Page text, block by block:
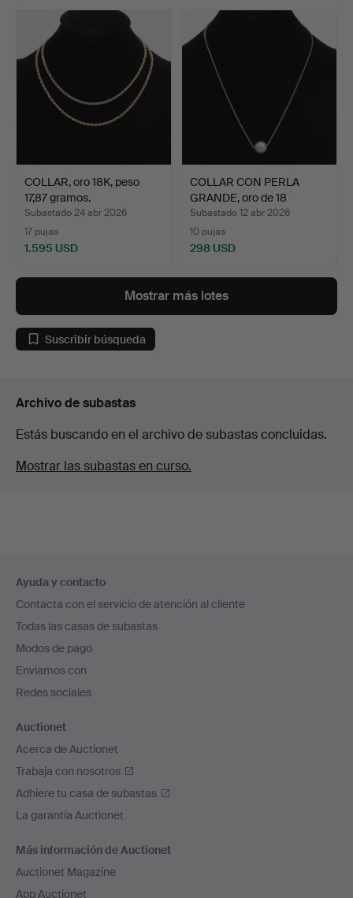
COLLAR, oro 18K, peso
17,87 gramos.
Subastado 24 abr 2026
17 pujas
1.595 USD
COLLAR CON PERLA
GRANDE, oro de 18
quilate…
Subastado 12 abr 2026
10 pujas
298 USD
Mostrar más lotes
Suscribir búsqueda
Archivo de subastas
Estás buscando en el archivo de subastas concluidas.
Mostrar las subastas en curso.
en
el
pie
de
página
Ayuda y contacto
Contacta con el servicio de atención al cliente
Todas las casas de subastas
Modos de pago
Enviamos con
Redes sociales
Auctionet
Acerca de Auctionet
Trabaja con nosotros
Adhiere tu casa de subastas
La garantía Auctionet
Más información de Auctionet
Auctionet Magazine
App Auctionet